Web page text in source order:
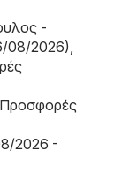
-
08/2026)
2026 -